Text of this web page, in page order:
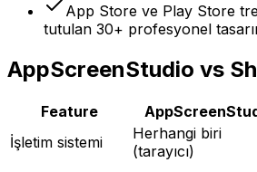
App Store ve Play Store
tutulan 30+ profesyonel
AppScreenStudio vs
Feature
İşletim sistemi
Herhangi biri
(tarayıcı)